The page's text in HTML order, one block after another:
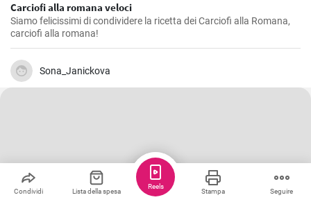
Carciofi alla romana veloci
Siamo felicissimi di condividere la ricetta dei Carciofi alla Romana,
carciofi alla romana!
Sona_Janickova
Condividi Lista della spesa Stampa Seguire
Reels